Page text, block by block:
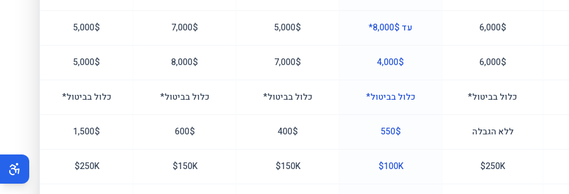
6,000$ עד 8,000$* 5,000$
7,000$
5,000$
6,000$
4,000$
7,000$
8,000$
5,000$
כלול בביטול* כלול בביטול* כלול בביטול* כלול בביטול* כלול בביטול*
ללא הגבלה 550$
400$
600$
1,500$
250K$
100K$
150K$
150K$
250K$